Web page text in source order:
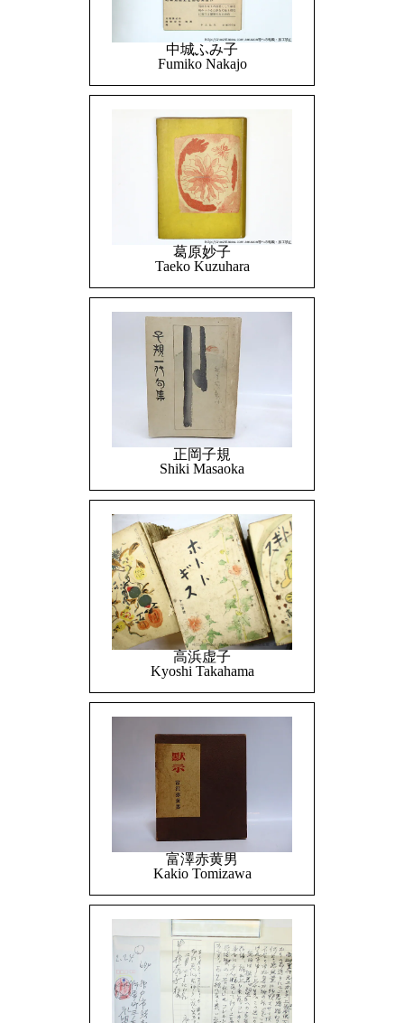
中城ふみ子
Fumiko Nakajo
葛原妙子
Taeko Kuzuhara
正岡子規
Shiki Masaoka
高浜虚子
Kyoshi Takahama
富澤赤黄男
Kakio Tomizawa